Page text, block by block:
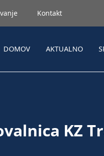
Kontakt
DOMOV AKTUALNO
KZ